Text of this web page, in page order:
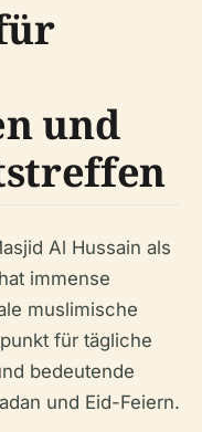
und
Al Hussain als
immense
muslimische
für tägliche
bedeutende
und Eid-Feiern.